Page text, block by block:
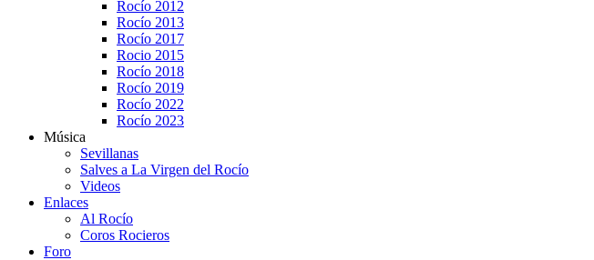
Rocío 2012
Rocío 2013
Rocío 2017
Rocio 2015
Rocío 2018
Rocío 2019
Rocío 2022
Rocío 2023
Música
Sevillanas
Salves a La Virgen del Rocío
Videos
Enlaces
Al Rocío
Coros Rocieros
Foro